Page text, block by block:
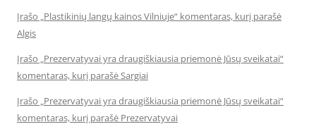
Įrašo „Plastikinių langų kainos Vilniuje“ komentaras, kurį parašė
Algis
Įrašo „Prezervatyvai yra draugiškiausia priemonė Jūsų sveikatai“
komentaras, kurį parašė Sargiai
Įrašo „Prezervatyvai yra draugiškiausia priemonė Jūsų sveikatai“
komentaras, kurį parašė Prezervatyvai